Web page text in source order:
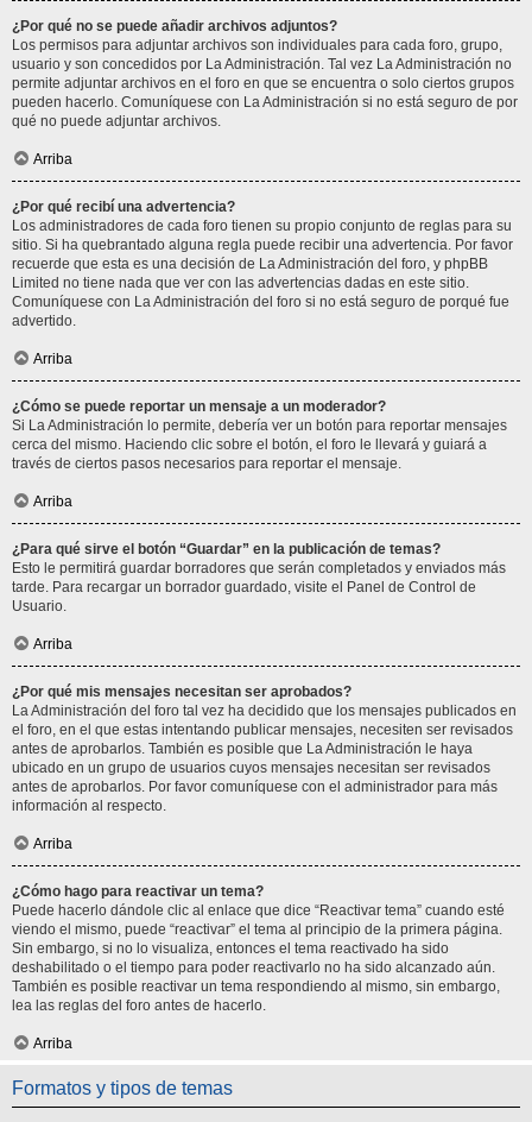
¿Por qué no se puede añadir archivos adjuntos?
Los permisos para adjuntar archivos son individuales para cada foro, grupo,
usuario y son concedidos por La Administración. Tal vez La Administración no
permite adjuntar archivos en el foro en que se encuentra o solo ciertos grupos
pueden hacerlo. Comuníquese con La Administración si no está seguro de por
qué no puede adjuntar archivos.
Arriba
¿Por qué recibí una advertencia?
Los administradores de cada foro tienen su propio conjunto de reglas para su
sitio. Si ha quebrantado alguna regla puede recibir una advertencia. Por favor
recuerde que esta es una decisión de La Administración del foro, y phpBB
Limited no tiene nada que ver con las advertencias dadas en este sitio.
Comuníquese con La Administración del foro si no está seguro de porqué fue
advertido.
Arriba
¿Cómo se puede reportar un mensaje a un moderador?
Si La Administración lo permite, debería ver un botón para reportar mensajes
cerca del mismo. Haciendo clic sobre el botón, el foro le llevará y guiará a
través de ciertos pasos necesarios para reportar el mensaje.
Arriba
¿Para qué sirve el botón “Guardar” en la publicación de temas?
Esto le permitirá guardar borradores que serán completados y enviados más
tarde. Para recargar un borrador guardado, visite el Panel de Control de
Usuario.
Arriba
¿Por qué mis mensajes necesitan ser aprobados?
La Administración del foro tal vez ha decidido que los mensajes publicados en
el foro, en el que estas intentando publicar mensajes, necesiten ser revisados
antes de aprobarlos. También es posible que La Administración le haya
ubicado en un grupo de usuarios cuyos mensajes necesitan ser revisados
antes de aprobarlos. Por favor comuníquese con el administrador para más
información al respecto.
Arriba
¿Cómo hago para reactivar un tema?
Puede hacerlo dándole clic al enlace que dice “Reactivar tema” cuando esté
viendo el mismo, puede “reactivar” el tema al principio de la primera página.
Sin embargo, si no lo visualiza, entonces el tema reactivado ha sido
deshabilitado o el tiempo para poder reactivarlo no ha sido alcanzado aún.
También es posible reactivar un tema respondiendo al mismo, sin embargo,
lea las reglas del foro antes de hacerlo.
Arriba
Formatos y tipos de temas